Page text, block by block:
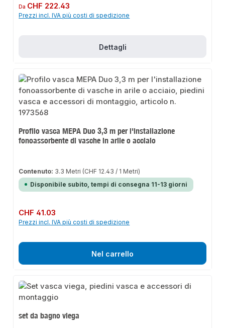
Prezzo normale:
Da CHF 222.43
Prezzi incl. IVA più costi di spedizione
Dettagli
Profilo vasca MEPA Duo 3,3 m per l'installazione
fonoassorbente di vasche in arile o acciaio
Contenuto: 3.3 Metri (CHF 12.43 / 1 Metri)
Disponibile subito, tempi di consegna 11-13 giorni
Prezzo normale:
CHF 41.03
Prezzi incl. IVA più costi di spedizione
Nel carrello
set da bagno viega